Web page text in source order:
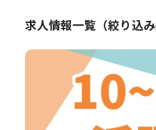
求人情報一覧（絞り込み